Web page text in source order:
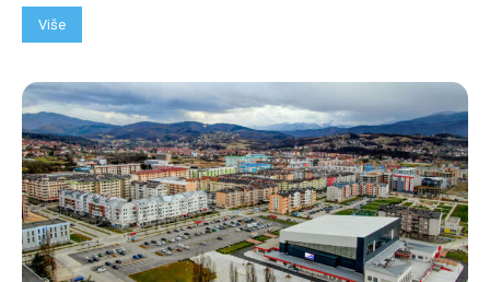
Više